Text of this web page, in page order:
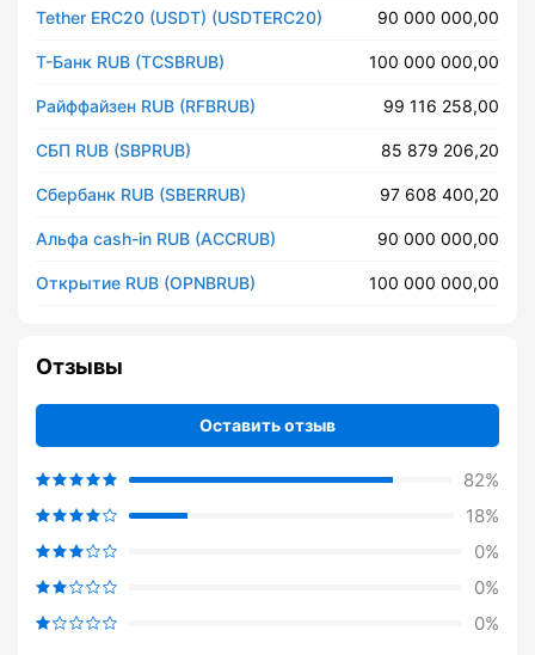
Tether ERC20 (USDT) (USDTERC20) 90 000 000,00
Т-Банк RUB (TCSBRUB) 100 000 000,00
Райффайзен RUB (RFBRUB) 99 116 258,00
СБП RUB (SBPRUB) 85 879 206,20
Сбербанк RUB (SBERRUB) 97 608 400,20
Альфа cash-in RUB (ACCRUB) 90 000 000,00
Открытие RUB (OPNBRUB) 100 000 000,00
Отзывы
Оставить отзыв
82%
18%
0%
0%
0%